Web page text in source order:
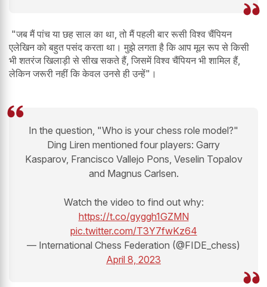
"जब मैं पांच या छह साल का था, तो मैं पहली बार रूसी विश्व चैंपियन
एलेखिन को बहुत पसंद करता था। मुझे लगता है कि आप मूल रूप से किसी
भी शतरंज खिलाड़ी से सीख सकते हैं, जिसमें विश्व चैंपियन भी शामिल हैं,
लेकिन जरूरी नहीं कि केवल उनसे ही उन्हें"।
In the question, "Who is your chess role model?"
Ding Liren mentioned four players: Garry
Kasparov, Francisco Vallejo Pons, Veselin Topalov
and Magnus Carlsen.
Watch the video to find out why:
https://t.co/gyggh1GZMN
pic.twitter.com/T3Y7fwKz64
— International Chess Federation (@FIDE_chess)
April 8, 2023